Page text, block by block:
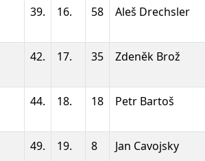
39. 16. 58 Aleš Drechsler
42. 17. 35 Zdeněk Brož
44. 18. 18 Petr Bartoš
49. 19. 8 Jan Cavojsky